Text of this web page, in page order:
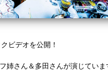
ビデオを公開！
姉さん＆多田さんが演じていま